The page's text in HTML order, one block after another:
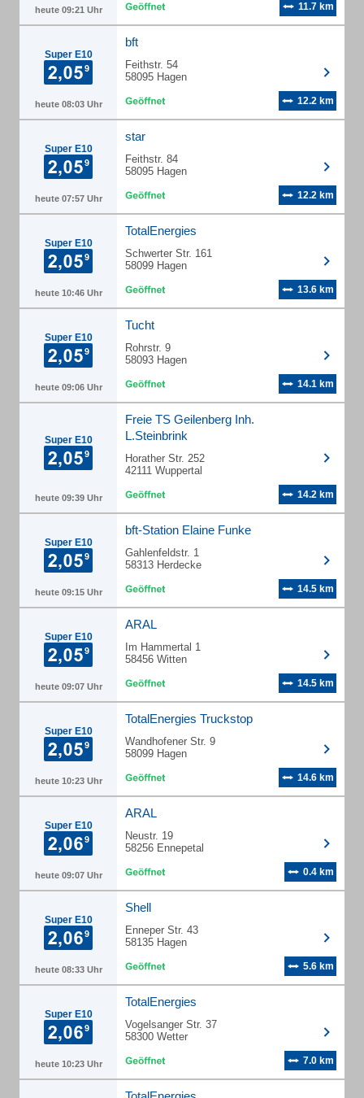
heute 09:21 Uhr 11.7 km
Super E10
heute 08:03 Uhr
bft
Feithstr. 54
58095 Hagen
12.2 km
Super E10
heute 07:57 Uhr
star
Feithstr. 84
58095 Hagen
12.2 km
Super E10
heute 10:46 Uhr
TotalEnergies
Schwerter Str. 161
58099 Hagen
13.6 km
Super E10
heute 09:06 Uhr
Tucht
Rohrstr. 9
58093 Hagen
14.1 km
Super E10
heute 09:39 Uhr
Freie TS Geilenberg Inh.
L.Steinbrink
Horather Str. 252
42111 Wuppertal
14.2 km
Super E10
heute 09:15 Uhr
bft-Station Elaine Funke
Gahlenfeldstr. 1
58313 Herdecke
14.5 km
Super E10
heute 09:07 Uhr
ARAL
Im Hammertal 1
58456 Witten
14.5 km
Super E10
heute 10:23 Uhr
TotalEnergies Truckstop
Wandhofener Str. 9
58099 Hagen
14.6 km
Super E10
heute 09:07 Uhr
ARAL
Neustr. 19
58256 Ennepetal
0.4 km
Super E10
heute 08:33 Uhr
Shell
Enneper Str. 43
58135 Hagen
5.6 km
Super E10
heute 10:23 Uhr
TotalEnergies
Vogelsanger Str. 37
58300 Wetter
7.0 km